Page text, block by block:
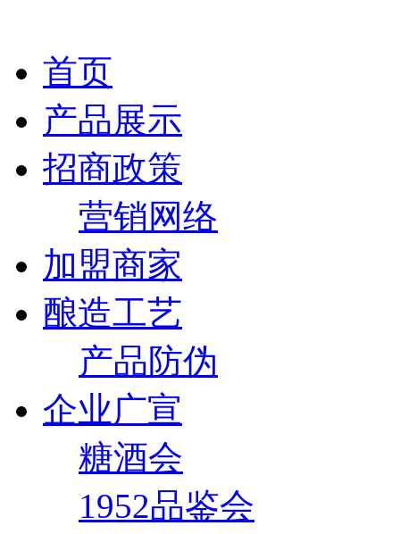
首页
产品展示
招商政策
营销网络
加盟商家
酿造工艺
产品防伪
企业广宣
糖酒会
1952品鉴会